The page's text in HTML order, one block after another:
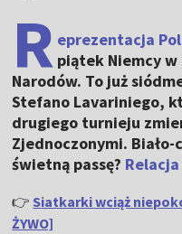
R eprezentacja
piątek Niemcy
Narodów. To już
Stefano Lavariniego,
drugiego turnieju
Zjednoczonymi.
świetną passę? Relacja
👉 Siatkarki wciąż
ŻYWO]